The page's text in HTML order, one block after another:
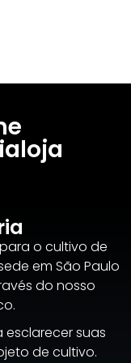
o cultivo de
em São Paulo
do nosso
suas
de cultivo.